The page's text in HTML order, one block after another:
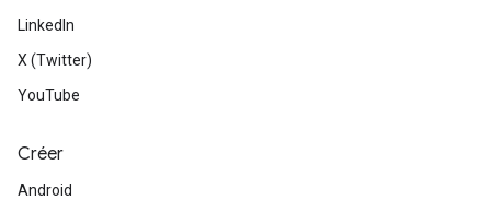
LinkedIn
X (Twitter)
YouTube
Créer
Android